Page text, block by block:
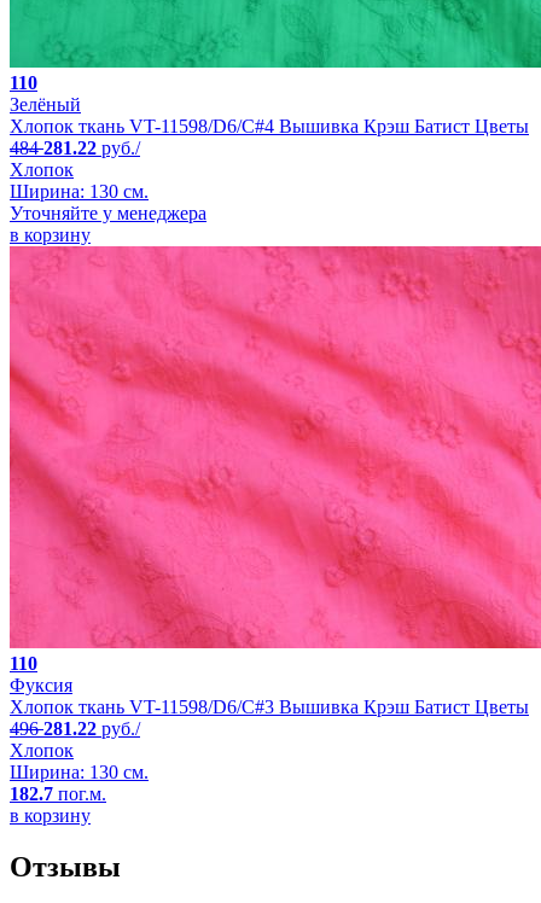
110
Зелёный
Хлопок ткань VT-11598/D6/C#4 Вышивка Крэш Батист Цветы
484281.22 руб./
Хлопок
Ширина: 130 см.
Уточняйте у менеджера
в корзину
110
Фуксия
Хлопок ткань VT-11598/D6/C#3 Вышивка Крэш Батист Цветы
496281.22 руб./
Хлопок
Ширина: 130 см.
182.7 пог.м.
в корзину
Отзывы